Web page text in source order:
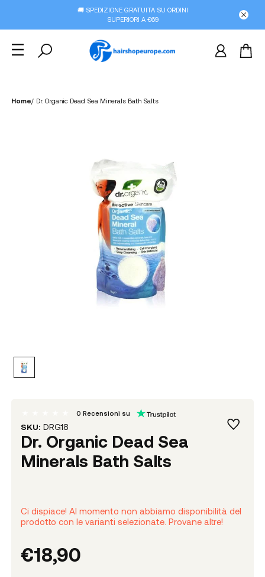
🚚 SPEDIZIONE GRATUITA SU ORDINI
SUPERIORI A €69
Home/ Dr. Organic Dead Sea Minerals Bath Salts
SKU: DRG18
Dr. Organic Dead Sea
Minerals Bath Salts
0 Recensioni su
Ci dispiace! Al momento non abbiamo disponibilità del
prodotto con le varianti selezionate. Provane altre!
€18,90